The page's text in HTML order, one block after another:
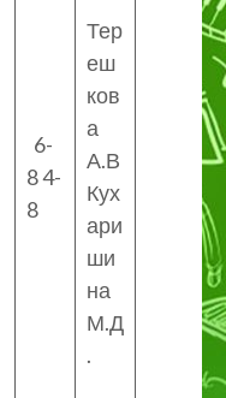
6-
8 4-
8
Тер
еш
ков
а
А.В
Кух
ари
ши
на
М.Д
.